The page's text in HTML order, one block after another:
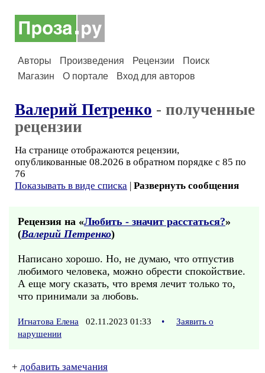
Авторы Произведения Рецензии
Поиск
Магазин
О портале Вход для авторов
Валерий Петренко - полученные
рецензии
На странице отображаются рецензии,
опубликованные 08.2026 в обратном порядке с 85 по
76
Показывать в виде списка | Развернуть сообщения
Рецензия на «Любить - значит расстаться?»
(Валерий Петренко)
Написано хорошо. Но, не думаю, что отпустив
любимого человека, можно обрести спокойствие.
А еще могу сказать, что время лечит только то,
что принимали за любовь.
Игнатова Елена 02.11.2023 01:33 •
Заявить о
нарушении
+ добавить замечания